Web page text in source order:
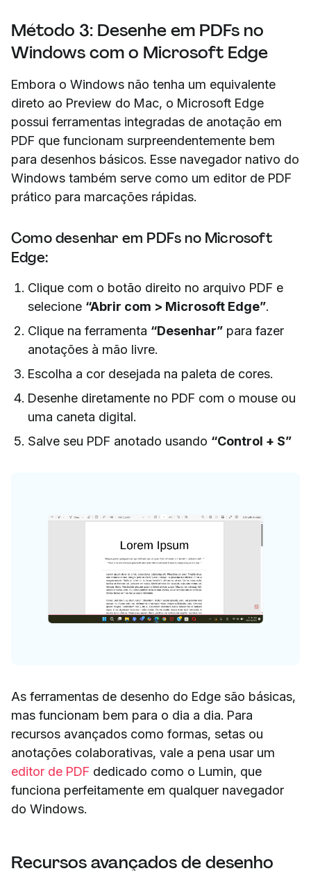
Método 3: Desenhe em PDFs no
Windows com o Microsoft Edge
Embora o Windows não tenha um equivalente
direto ao Preview do Mac, o Microsoft Edge
possui ferramentas integradas de anotação em
PDF que funcionam surpreendentemente bem
para desenhos básicos. Esse navegador nativo do
Windows também serve como um editor de PDF
prático para marcações rápidas.
Como desenhar em PDFs no Microsoft
Edge:
Clique com o botão direito no arquivo PDF e
selecione “Abrir com > Microsoft Edge”.
Clique na ferramenta “Desenhar” para fazer
anotações à mão livre.
Escolha a cor desejada na paleta de cores.
Desenhe diretamente no PDF com o mouse ou
uma caneta digital.
Salve seu PDF anotado usando “Control + S”
As ferramentas de desenho do Edge são básicas,
mas funcionam bem para o dia a dia. Para
recursos avançados como formas, setas ou
anotações colaborativas, vale a pena usar um
editor de PDF dedicado como o Lumin, que
funciona perfeitamente em qualquer navegador
do Windows.
Recursos avançados de desenho